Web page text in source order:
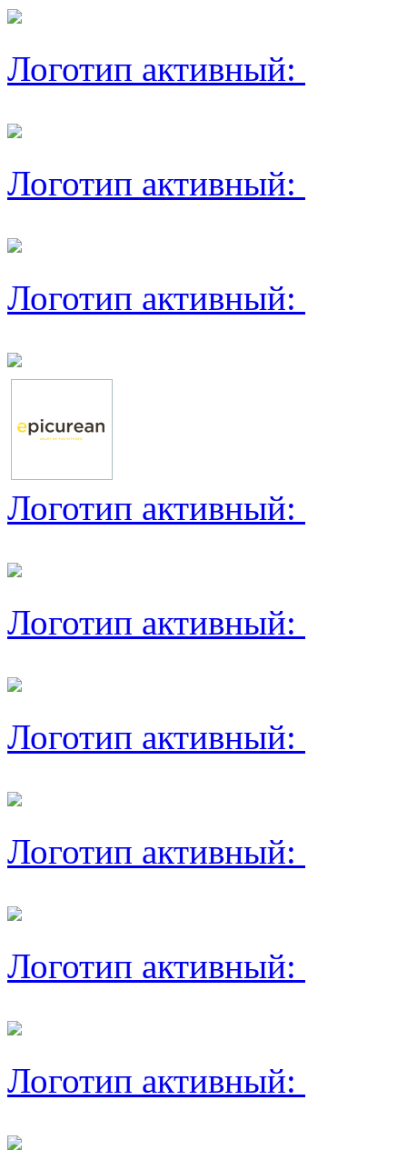
Логотип активный:
Логотип активный:
Логотип активный:
Логотип активный:
Логотип активный:
Логотип активный:
Логотип активный:
Логотип активный:
Логотип активный: